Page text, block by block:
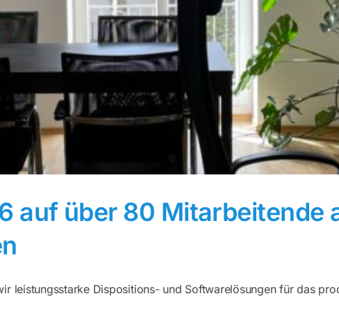
auf über 80 Mitarbeitende
leistungsstarke Dispositions- und Softwarelösungen für das